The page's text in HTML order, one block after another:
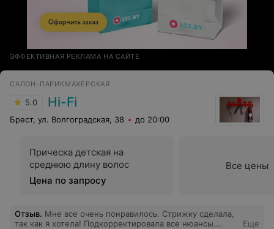
ЭФФЕКТИВНАЯ РЕКЛАМА НА САЙТЕ
САЛОН-ПАРИКМАХЕРСКАЯ
5.0 Hi-Fi
Брест, ул. Волгоградская, 38 до 20:00
Прическа детская на
среднюю длину волос
Цена по запросу
Все цены
Отзыв. Мне все очень понравилось. Стрижку сделала,
так как я хотела! Подкорректировала все нюансы.
Еще